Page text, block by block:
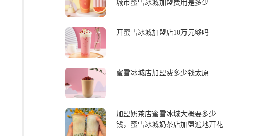
城市蜜雪冰城加盟费用是多少
开蜜雪冰城加盟店10万元够吗
蜜雪冰城店加盟费多少钱太原
加盟奶茶店蜜雪冰城大概要多少
钱，蜜雪冰城奶茶店加盟遍地开花